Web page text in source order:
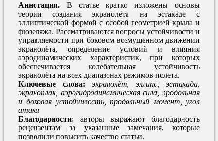
Аннотация. В статье кратко изложены основы
теории создания экранолёта на эстакаде с
эллиптической формой с особой геометрией крыла и
фюзеляжа. Рассматриваются вопросы устойчивости и
управляемости при боковом возмущенном движении
экранолёта, определение условий и влияния
аэродинамических характеристик, при которых
обеспечивается колебательная устойчивость
экранолёта на всех диапазонах режимов полета.
Ключевые слова: экранолёт, эллипс, эстакада,
экраноплан, аэрогидродинамическая сила, продольная
и боковая устойчивость, продольный момент, угол
атаки
Благодарности: авторы выражают благодарность
рецензентам за указанные замечания, которые
позволили повысить качество статьи.